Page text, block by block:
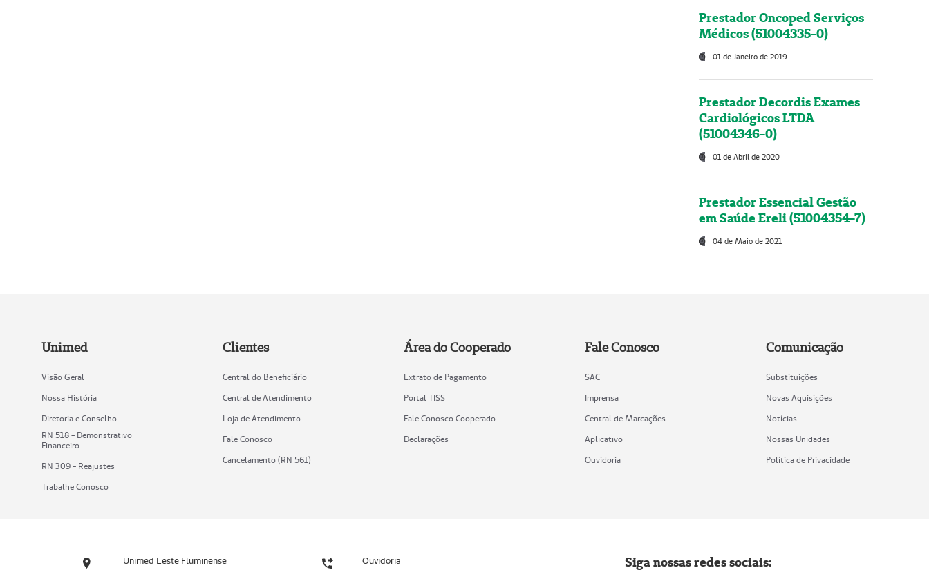
Prestador Oncoped Serviços
Médicos (51004335-0)
01 de Janeiro de 2019
Prestador Decordis Exames
Cardiológicos LTDA
(51004346-0)
01 de Abril de 2020
Prestador Essencial Gestão
em Saúde Ereli (51004354-7)
04 de Maio de 2021
Unimed
Visão Geral
Nossa História
Diretoria e Conselho
RN 518 - Demonstrativo
Financeiro
RN 309 - Reajustes
Trabalhe Conosco
Clientes
Central do Beneficiário
Central de Atendimento
Loja de Atendimento
Fale Conosco
Cancelamento (RN 561)
Área do Cooperado
Extrato de Pagamento
Portal TISS
Fale Conosco Cooperado
Declarações
Fale Conosco
SAC
Imprensa
Central de Marcações
Aplicativo
Ouvidoria
Comunicação
Substituições
Novas Aquisições
Notícias
Nossas Unidades
Política de Privacidade
Unimed Leste Fluminense Ouvidoria Siga nossas redes sociais: